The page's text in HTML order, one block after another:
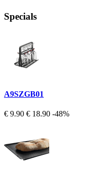
Specials
A9SZGB01
€ 9.90 € 18.90 -48%